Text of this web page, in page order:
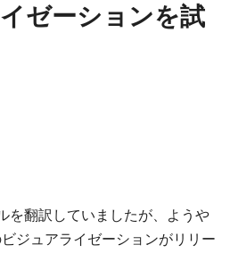
ゼーションを試
を翻訳していましたが、ようや
ジュアライゼーションがリリー